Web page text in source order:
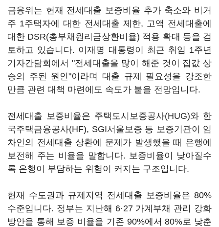
금융위는 현재 전세대출 보증비율 추가 축소와 비거
주 1주택자에 대한 전세대출 제한, 고액 전세대출에
대한 DSR(총부채원리금상환비율) 적용 확대 등을 검
토하고 있습니다. 이재명 대통령이 최근 취임 1주년
기자간담회에서 "전세대출을 많이 해준 것이 집값 상
승의 주된 원인"이라며 대출 규제 필요성을 강조한
만큼 관련 대책 마련에도 속도가 붙을 전망입니다.
전세대출 보증비율은 주택도시보증공사(HUG)와 한
국주택금융공사(HF), SGI서울보증 등 보증기관이 임
차인의 전세대출 상환에 문제가 발생했을 때 은행에
보전해 주는 비율을 말합니다. 보증비율이 낮아질수
록 은행이 부담하는 위험이 커지는 구조입니다.
현재 수도권과 규제지역 전세대출 보증비율은 80%
수준입니다. 정부는 지난해 6·27 가계부채 관리 강화
방안을 통해 보증 비율을 기존 90%에서 80%로 낮춘